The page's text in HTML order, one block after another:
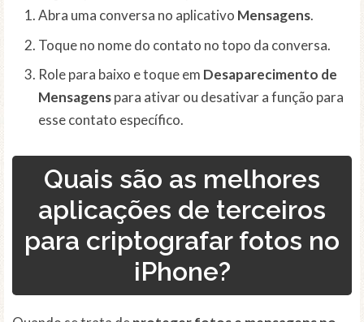
Abra uma conversa no aplicativo Mensagens.
Toque no nome do contato no topo da conversa.
Role para baixo e toque em Desaparecimento de
Mensagenspara ativar ou desativar a função para
esse contato específico.
Quais são as melhores
aplicações de terceiros
para criptografar fotos no
iPhone?